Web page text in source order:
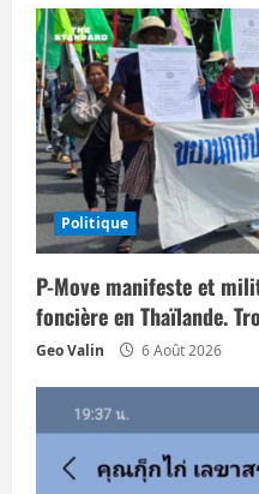
i
o
n
d
’
a
r
t
i
Politique
P-Move manifeste et
foncière en Thaïlande.
Geo Valin 6 Août 2026